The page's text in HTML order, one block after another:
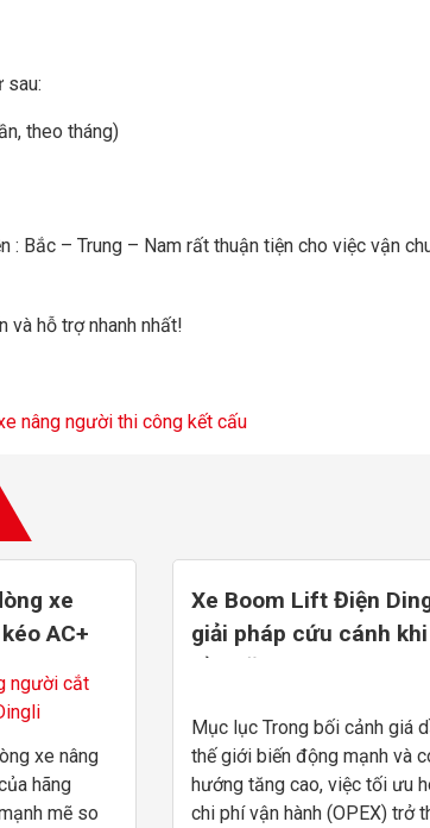
sau:
theo tháng)
: Bắc – Trung – Nam rất thuận tiện cho việc vận
và hỗ trợ nhanh nhất!
nâng người thi công kết cấu
xe
AC+
xe nâng
hãng
mẽ so
Xe Boom Lift Điện
giải pháp cứu cánh
Dầu tăng
Mục lục Trong bối cảnh giá
thế giới biến động mạnh và
hướng tăng cao, việc tối ưu
chi phí vận hành (OPEX) trở